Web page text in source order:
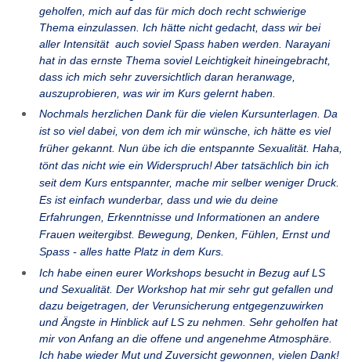
geholfen, mich auf das für mich doch recht schwierige
Thema einzulassen. Ich hätte nicht gedacht, dass wir bei
aller Intensität auch soviel Spass haben werden. Narayani
hat in das ernste Thema soviel Leichtigkeit hineingebracht,
dass ich mich sehr zuversichtlich daran heranwage,
auszuprobieren, was wir im Kurs gelernt haben.
Nochmals herzlichen Dank für die vielen Kursunterlagen. Da
ist so viel dabei, von dem ich mir wünsche, ich hätte es viel
früher gekannt. Nun übe ich die entspannte Sexualität. Haha,
tönt das nicht wie ein Widerspruch! Aber tatsächlich bin ich
seit dem Kurs entspannter, mache mir selber weniger Druck.
Es ist einfach wunderbar, dass und wie du deine
Erfahrungen, Erkenntnisse und Informationen an andere
Frauen weitergibst. Bewegung, Denken, Fühlen, Ernst und
Spass - alles hatte Platz in dem Kurs.
Ich habe einen eurer Workshops besucht in Bezug auf LS
und Sexualität. Der Workshop hat mir sehr gut gefallen und
dazu beigetragen, der Verunsicherung entgegenzuwirken
und Ängste in Hinblick auf LS zu nehmen. Sehr geholfen hat
mir von Anfang an die offene und angenehme Atmosphäre.
Ich habe wieder Mut und Zuversicht gewonnen, vielen Dank!